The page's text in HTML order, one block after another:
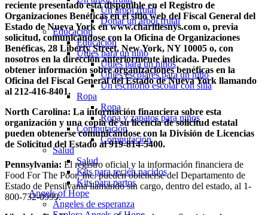
Un árbol frutal
Donar un árbol frutal
Educación
Educación
Útiles para un niño
Útiles para un niños
Útiles escolares para un niño
Un escritorio escolar con silla
Ropa
Ropa
Ropa y zapatos para niños
Computación
Computación
Salud
Salud
Kits para recién nacidos
Kits para partos
Angels of Hope
Ángeles de esperanza
reciente presentado está disponible en el Registro de
Organizaciones Benéficas en el sitio web del Fiscal General del
Estado de Nueva York en www.charitiesnys.com o, previa
solicitud, comunicándose con la Oficina de Organizaciones
Benéficas, 28 Liberty Street, New York, NY 10005 o, con
nosotros en la dirección anteriormente indicada. Puedes
obtener información sobre organizaciones benéficas en la
Oficina del Fiscal General del Estado de Nueva York llamando
al 212-416-8401.
North Carolina: La información financiera sobre esta
organización y una copia de su licencia de solicitud estatal
pueden obtenerse comunicándose con la División de Licencias
de Solicitud del Estado al 919-814-5400.
Pennsylvania: El registro oficial y la información financiera de
Food For The Poor, Inc. pueden obtenerse del Departamento de
Estado de Pensilvania llamando sin cargo, dentro del estado, al 1-
800-732-0999.